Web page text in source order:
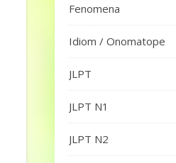
Fenomena
Idiom / Onomatope
JLPT
JLPT N1
JLPT N2